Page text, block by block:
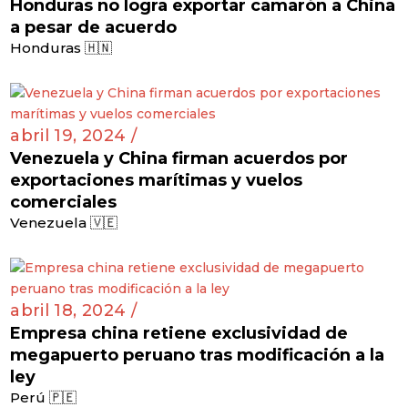
Honduras no logra exportar camarón a China
a pesar de acuerdo
Honduras 🇭🇳
abril 19, 2024 /
Venezuela y China firman acuerdos por
exportaciones marítimas y vuelos
comerciales
Venezuela 🇻🇪
abril 18, 2024 /
Empresa china retiene exclusividad de
megapuerto peruano tras modificación a la
ley
Perú 🇵🇪